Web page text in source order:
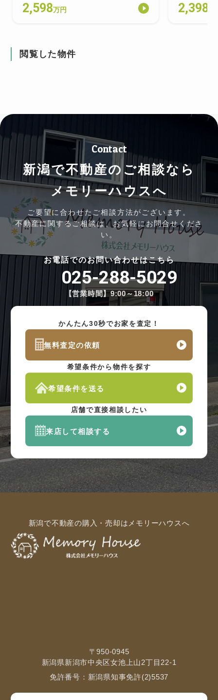
2,598万円 2,398
閲覧した物件
Contact
新潟で不動産のご相談なら
メモリーハウスへ
ご要望に合わせたご相談方法がございます。
不動産に関するご相談は、お気軽にお問合せくださ
い。
お電話でのお問い合わせはこちら
025-288-5029
【営業時間】9:00～18:00
かんたん30秒でお家を査定！
無料査定の依頼
希望条件から物件を探す
希望条件を送る
店舗で直接相談したい
来店して相談する
新潟で不動産の購入・売却はメモリーハウスへ
〒950-0945
新潟県新潟市中央区女池上山2丁目22-1
免許番号：新潟県知事免許(2)5537